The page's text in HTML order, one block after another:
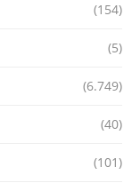
(154)
(5)
(6.749)
(40)
(101)